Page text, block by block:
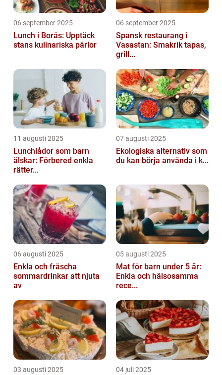
06 september 2025
Lunch i Borås: Upptäck
stans kulinariska pärlor
06 september 2025
Spansk restaurang i
Vasastan: Smakrik tapas,
grill...
11 augusti 2025
Lunchlådor som barn
älskar: Förbered enkla
rätter...
07 augusti 2025
Ekologiska alternativ som
du kan börja använda i k...
06 augusti 2025
Enkla och fräscha
sommardrinkar att njuta
av
05 augusti 2025
Mat för barn under 5 år:
Enkla och hälsosamma
rece...
03 augusti 2025 04 juli 2025